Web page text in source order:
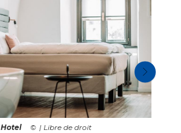
Hotel | Libre de droit